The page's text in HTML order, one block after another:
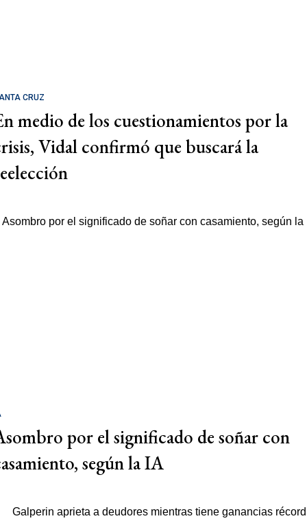
CRUZ
medio de los cuestionamientos por la
Vidal confirmó que buscará la
por el significado de soñar con
según la IA